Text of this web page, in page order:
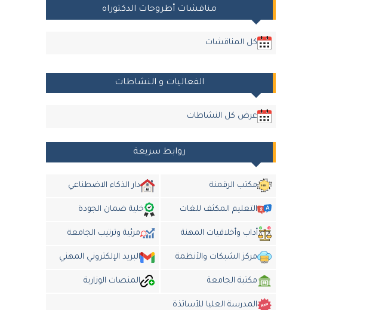
مناقشات أطروحات الدكتوراه
كل المناقشات
الفعاليات و النشاطات
عرض كل النشاطات
روابط سريعة
مكتب الرقمنة دار الذكاء الاضطناعي
التعليم المكثف للغات خلية ضمان الجودة
أداب وأخلاقيات المهنة مرئية وترتيب الجامعة
مركز الشبكات والأنظمة البريد الإلكتروني المهني
مكتبة الجامعة المنصات الوزارية
المدرسة العليا للأساتذة